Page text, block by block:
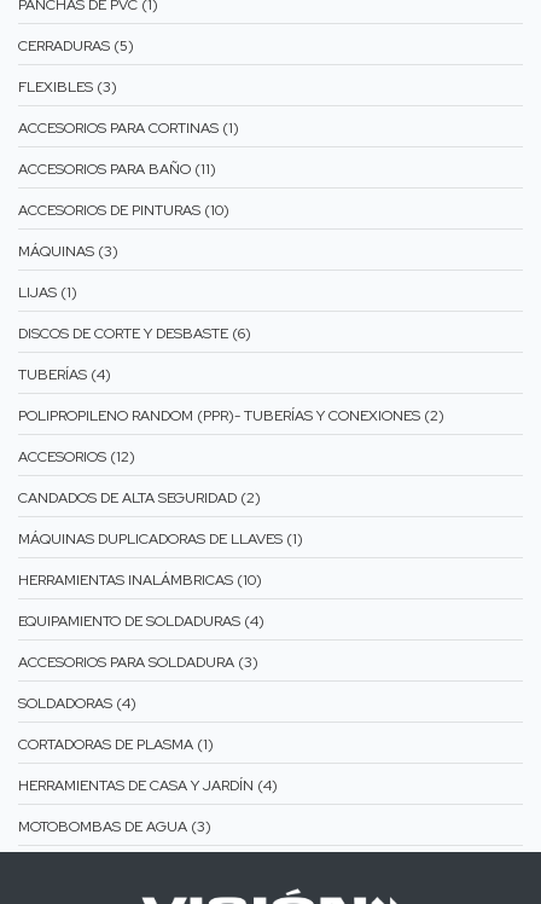
PANCHAS DE PVC (1)
CERRADURAS (5)
FLEXIBLES (3)
ACCESORIOS PARA CORTINAS (1)
ACCESORIOS PARA BAÑO (11)
ACCESORIOS DE PINTURAS (10)
MÁQUINAS (3)
LIJAS (1)
DISCOS DE CORTE Y DESBASTE (6)
TUBERÍAS (4)
POLIPROPILENO RANDOM (PPR)- TUBERÍAS Y CONEXIONES (2)
ACCESORIOS (12)
CANDADOS DE ALTA SEGURIDAD (2)
MÁQUINAS DUPLICADORAS DE LLAVES (1)
HERRAMIENTAS INALÁMBRICAS (10)
EQUIPAMIENTO DE SOLDADURAS (4)
ACCESORIOS PARA SOLDADURA (3)
SOLDADORAS (4)
CORTADORAS DE PLASMA (1)
HERRAMIENTAS DE CASA Y JARDÍN (4)
MOTOBOMBAS DE AGUA (3)